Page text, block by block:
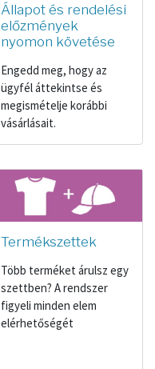
Állapot és rendelési
előzmények
nyomon követése
Engedd meg, hogy az
ügyfél áttekintse és
megismételje korábbi
vásárlásait.
Termékszettek
Több terméket árulsz egy
szettben? A rendszer
figyeli minden elem
elérhetőségét